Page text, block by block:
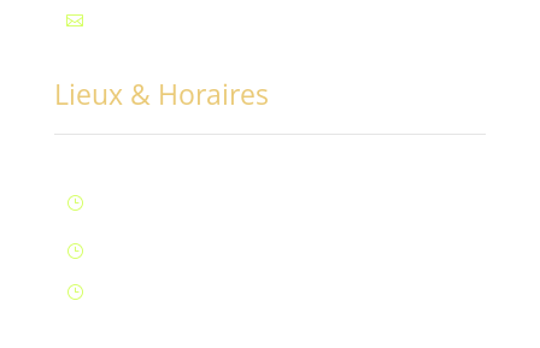

Lieux & Horaires
}
}
}